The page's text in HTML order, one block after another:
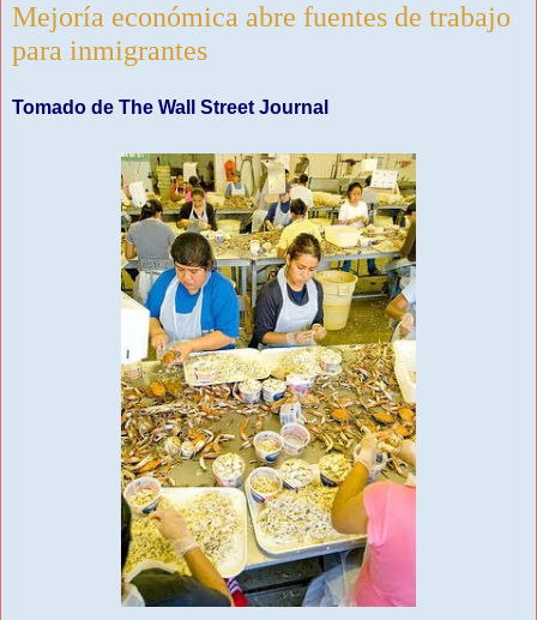
Mejoría económica abre fuentes de trabajo
para inmigrantes
Tomado de The Wall Street Journal